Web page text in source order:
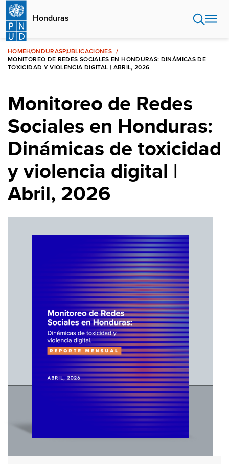
Pasar
contenido
principal
Honduras
HOMEHONDURASPUBLICACIONES
MONITOREO DE REDES SOCIALES EN HONDURAS: DINÁMICAS DE
TOXICIDAD Y VIOLENCIA DIGITAL | ABRIL, 2026
Monitoreo de Redes
Sociales en Honduras:
Dinámicas de toxicidad
y violencia digital |
Abril, 2026